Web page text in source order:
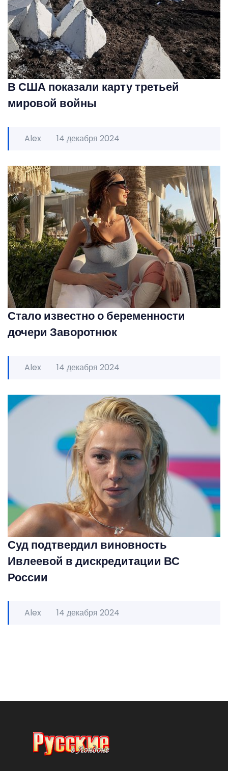
В США показали карту третьей
мировой войны
Alex 14 декабря 2024
Стало известно о беременности
дочери Заворотнюк
Alex 14 декабря 2024
Суд подтвердил виновность
Ивлеевой в дискредитации ВС
России
Alex 14 декабря 2024